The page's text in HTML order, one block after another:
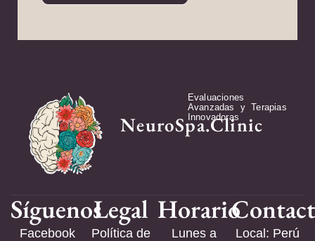
NeuroSpa.Clinic
Evaluaciones
Avanzadas y Terapias
Innovadoras
Síguenos
Facebook
Legal
Política de
Horario
Lunes a
Local: Perú